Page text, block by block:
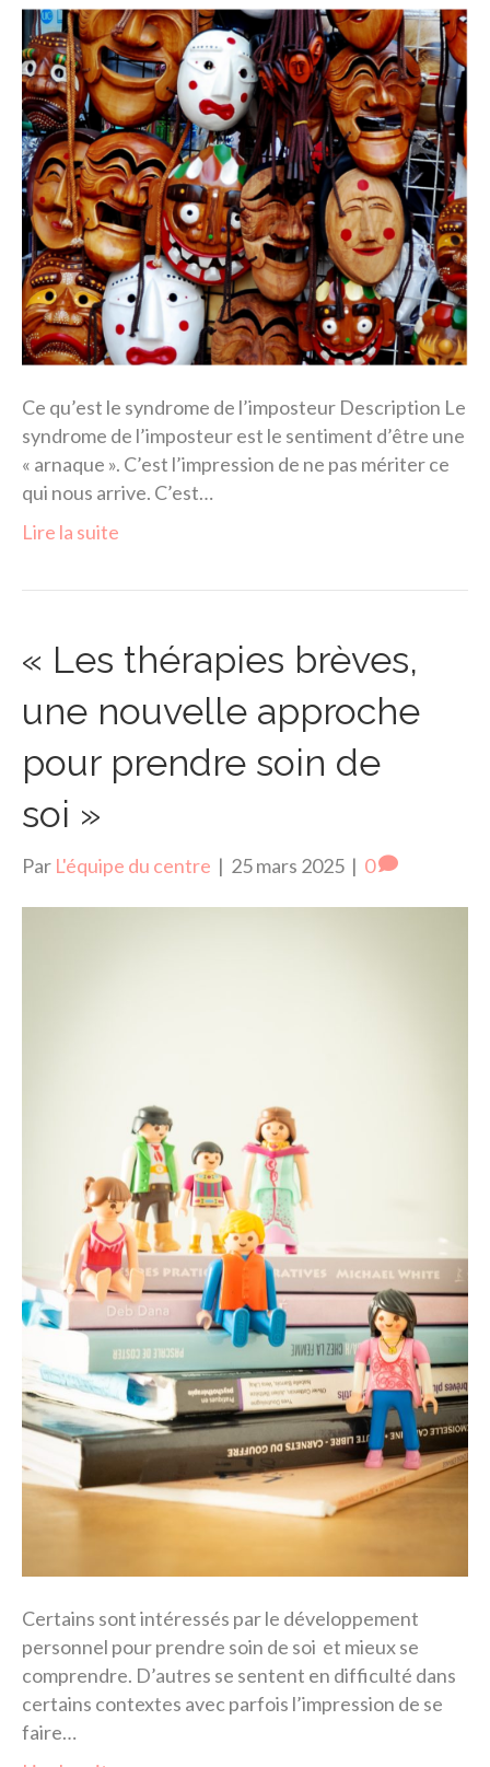
Ce qu’est le syndrome de l’imposteur Description Le
syndrome de l’imposteur est le sentiment d’être une
« arnaque ». C’est l’impression de ne pas mériter ce
qui nous arrive. C’est…
Lire la suite
« Les thérapies brèves,
une nouvelle approche
pour prendre soin de
soi »
Par L'équipe du centre | 25 mars 2025 | 0
Certains sont intéressés par le développement
personnel pour prendre soin de soi et mieux se
comprendre. D’autres se sentent en difficulté dans
certains contextes avec parfois l’impression de se
faire…